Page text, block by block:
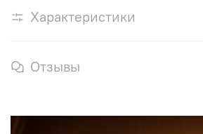
Характеристики
Отзывы